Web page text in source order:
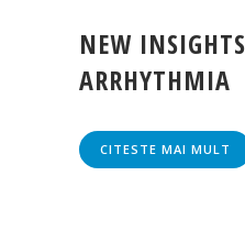
NEW
ARRHYTHMIA
CITESTE MAI MULT